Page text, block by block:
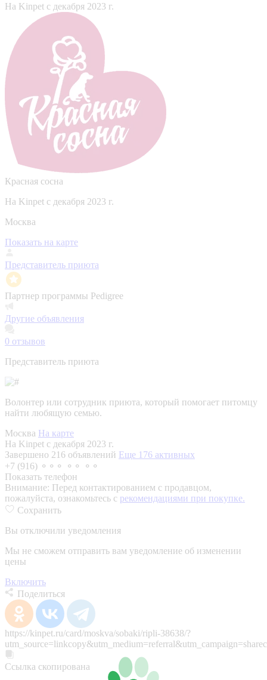
На Kinpet c декабря 2023 г.
Красная сосна
На Kinpet c декабря 2023 г.
Москва
Показать на карте
Представитель приюта
Партнер программы Pedigree
Другие объявления
0 отзывов
Представитель приюта
Волонтер или сотрудник приюта, который помогает питомцу
найти любящую семью.
Москва На карте
На Kinpet c декабря 2023 г.
Завершено 216 объявлений Еще 176 активных
+7 (916) ⚬⚬⚬ ⚬⚬ ⚬⚬
Показать телефон
Внимание: Перед контактированием с продавцом,
пожалуйста, ознакомьтесь с рекомендациями при покупке.
Сохранить
Вы отключили уведомления
Мы не сможем отправить вам уведомление об изменении
цены
Включить
Поделиться
https://kinpet.ru/card/moskva/sobaki/ripli-38638/?
Ссылка скопирована